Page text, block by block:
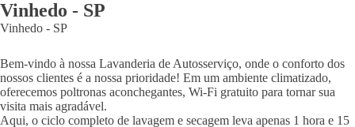
Vinhedo - SP
Vinhedo - SP
Bem-vindo à nossa Lavanderia de Autosserviço, onde o conforto dos
nossos clientes é a nossa prioridade! Em um ambiente climatizado,
oferecemos poltronas aconchegantes, Wi-Fi gratuito para tornar sua
visita mais agradável.
Aqui, o ciclo completo de lavagem e secagem leva apenas 1 hora e 15